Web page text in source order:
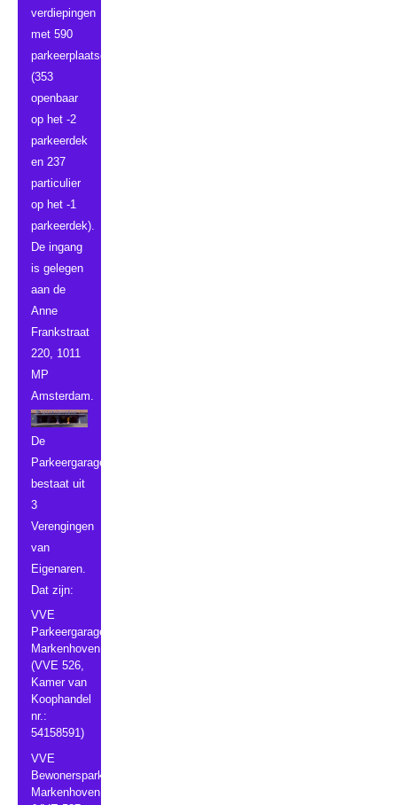
verdiepingen
met 590
parkeerplaatsen
(353
openbaar
op het -2
parkeerdek
en 237
particulier
op het -1
parkeerdek).
De ingang
is gelegen
aan de
Anne
Frankstraat
220, 1011
MP
Amsterdam.
De
Parkeergarage
bestaat uit
3
Verengingen
van
Eigenaren.
Dat zijn:
VVE
Parkeergarage
Markenhoven
(VVE 526,
Kamer van
Koophandel
nr.:
54158591)
VVE
Bewonersparkeergarage
Markenhoven